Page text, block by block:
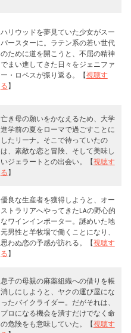
ハリウッドを夢見ていた少女がスー
パースターに。ラテン系の若い世代
のために道を開こうと、不屈の精神
でまい進してきた日々をジェニファ
ー・ロペスが振り返る。【視聴す
る】
亡き母の願いをかなえるため、大学
進学前の夏をローマで過ごすことに
したリーナ。そこで待っていたの
は、素敵な恋と冒険、そして美味し
いジェラートとの出会い。【視聴す
る】
優良な生産者を獲得しようと、オー
ストラリアへやってきたLAの野心的
なワインインポーター。謎めいた地
元男性と羊牧場で働くことになり、
思わぬ恋の予感が訪れる。【視聴す
る】
息子の母親の麻薬組織への借りを帳
消しにしようと、ヤクの運び屋にな
ったバイクライダー。だがそれは、
プロになる機会を潰すだけでなく命
の危険をも意味していた。【視聴す